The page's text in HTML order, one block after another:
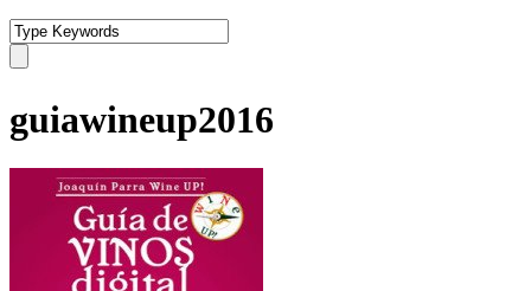
guiawineup2016